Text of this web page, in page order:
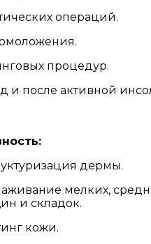
операций.
процедур.
и после активной
дермы.
мелких,
и складок.
кожи.